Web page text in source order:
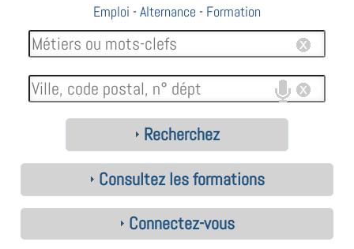
Emploi -Alternance - Formation
Recherchez
Consultez les formations
Connectez-vous